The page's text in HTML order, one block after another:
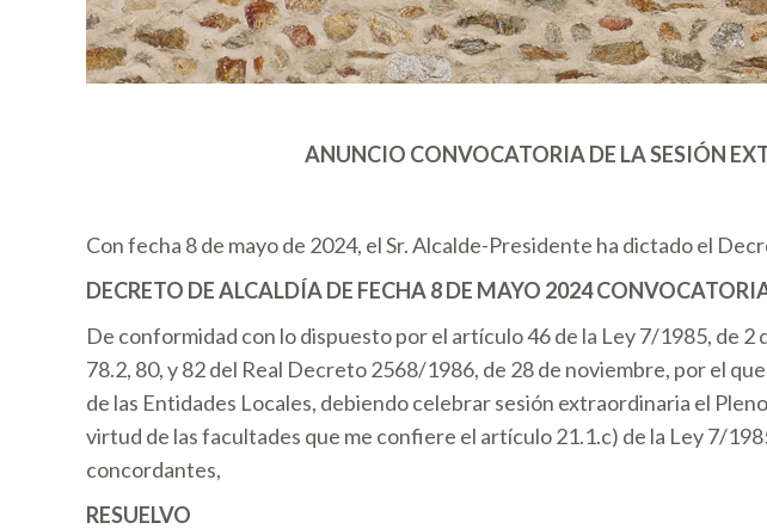
ANUNCIO CONVOCATORIA DE LA SESIÓN
Con fecha 8 de mayo de 2024, el Sr. Alcalde-Presidente ha dictado el
DECRETO DE ALCALDÍA DE FECHA 8 DE MAYO 2024
De conformidad con lo dispuesto por el artículo 46 de la Ley 7/1985, de
78.2, 80, y 82 del Real Decreto 2568/1986, de 28 de noviembre, por el
de las Entidades Locales, debiendo celebrar sesión extraordinaria el
virtud de las facultades que me confiere el artículo 21.1.c) de la Ley 7/
concordantes,
RESUELVO